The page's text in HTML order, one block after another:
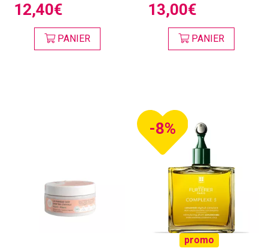
12,40€
PANIER
13,00€
PANIER
-8%
promo